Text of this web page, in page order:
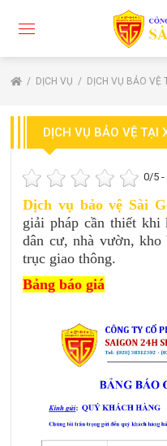
DỊCH VỤ DỊCH VỤ BẢO VỆ
DỊCH VỤ BẢO VỆ TẠI
0/5 -
Dịch vụ bảo vệ Sài
giải pháp cần thiết
dân cư, nhà vườn,
trục giao thông.
Bảng báo giá